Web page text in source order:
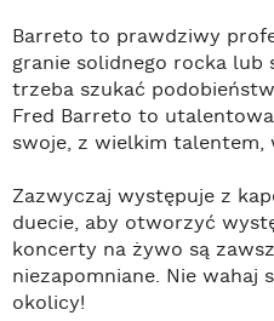
Barreto to prawdziwy
granie solidnego rocka lub
trzeba szukać
Fred Barreto to
swoje, z wielkim talentem,
Zazwyczaj występuje z
duecie, aby otworzyć
koncerty na żywo są
niezapomniane. Nie wahaj
okolicy!